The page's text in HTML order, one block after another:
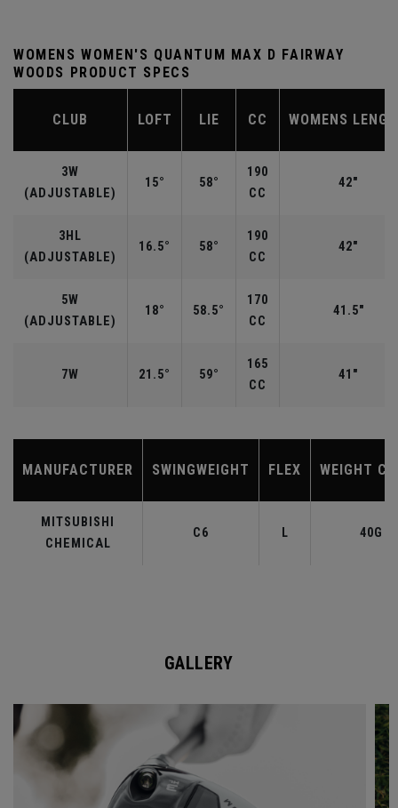
WOMENS WOMEN'S QUANTUM MAX D FAIRWAY
WOODS PRODUCT SPECS
CLUB LOFT LIE CC WOMENS
3W
(ADJUSTABLE)
15° 58°
190
CC
42"
3HL
(ADJUSTABLE)
16.5° 58°
190
CC
42"
5W
(ADJUSTABLE)
18° 58.5°
170
CC
41.5"
7W 21.5° 59°
165
CC
41"
MANUFACTURER SWINGWEIGHT FLEX WEIGHT
MITSUBISHI
CHEMICAL
C6 L 40G
GALLERY